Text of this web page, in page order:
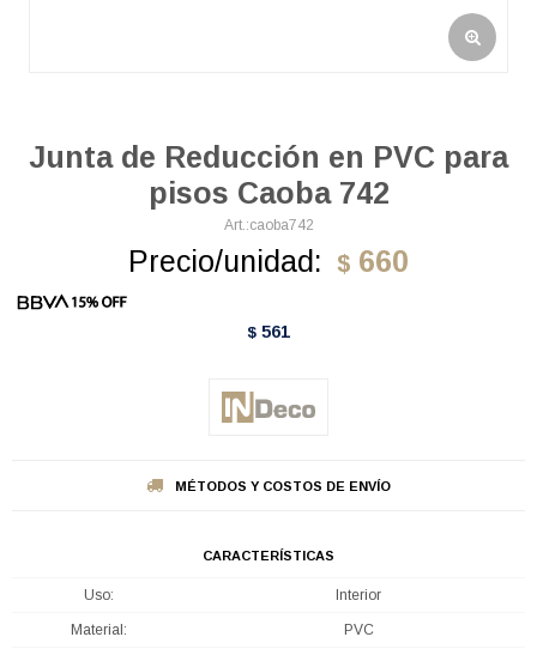
Junta de Reducción en PVC para
pisos Caoba 742
caoba742
Precio/unidad: $ 660
$ 561
MÉTODOS Y COSTOS DE ENVÍO
CARACTERÍSTICAS
Uso Interior
Material PVC